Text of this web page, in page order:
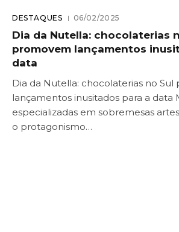
DESTAQUES 06/02/2025
Dia da Nutella: chocolaterias
promovem lançamentos
data
Dia da Nutella: chocolaterias no
lançamentos inusitados para a data
especializadas em sobremesas
o protagonismo…